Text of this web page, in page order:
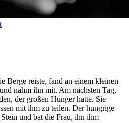
Berge reiste, fand an einem kleinen
nahm ihn mit. Am nächsten Tag,
der großen Hunger hatte. Sie
mit ihm zu teilen. Der hungrige
und bat die Frau, ihn ihm